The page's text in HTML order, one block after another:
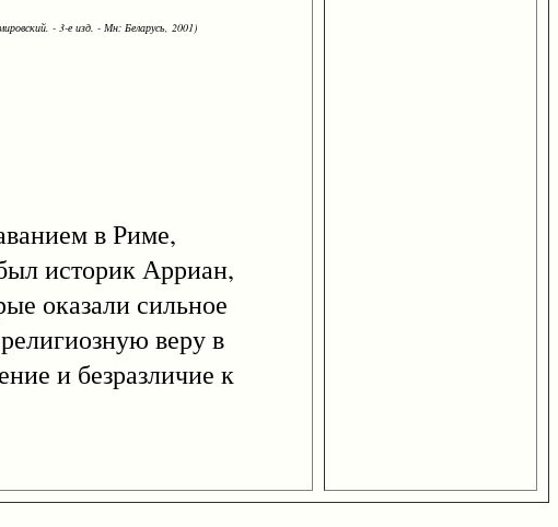
- 3-е изд. - Мн: Беларусь, 2001)
в Риме,
историк Арриан,
оказали сильное
веру в
и безразличие к